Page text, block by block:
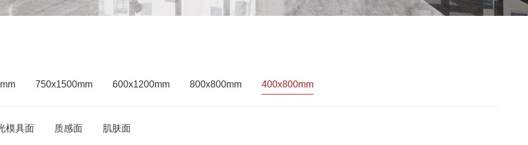
750x1500mm 600x1200mm 800x800mm 400x800mm
模具面 质感面 肌肤面